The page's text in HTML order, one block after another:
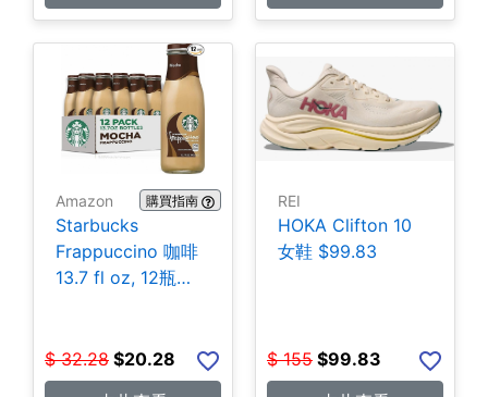
Amazon 購買指南
Starbucks
Frappuccino 咖啡
13.7 fl oz, 12瓶
$ 32.28 $20.28
REI
HOKA Clifton 10
女鞋 $99.83
$ 155 $99.83